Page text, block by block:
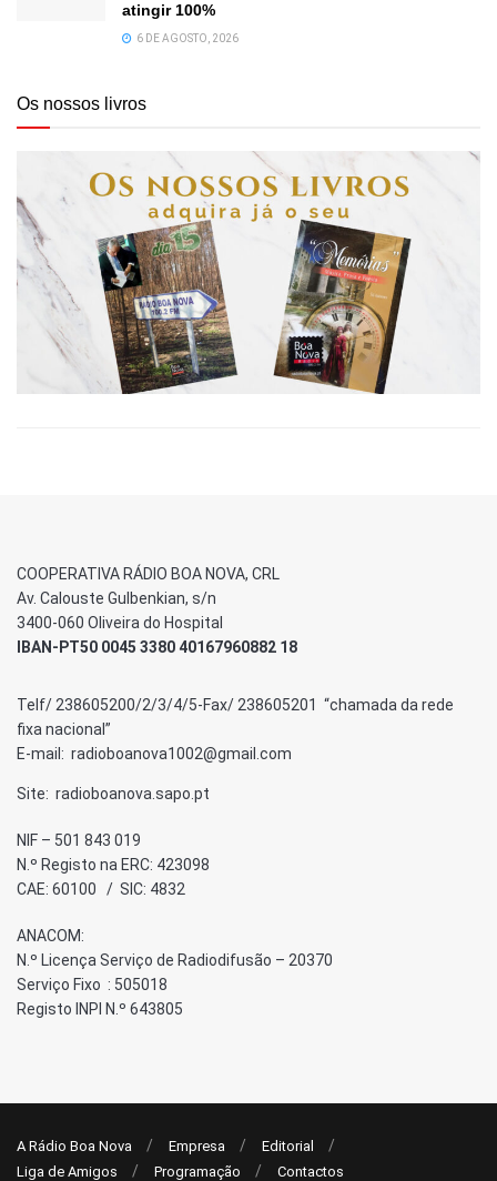
atingir 100%
6 DE AGOSTO, 2026
Os nossos livros
COOPERATIVA RÁDIO BOA NOVA, CRL
Av. Calouste Gulbenkian, s/n
3400-060 Oliveira do Hospital
IBAN-PT50 0045 3380 40167960882 18
Telf/ 238605200/2/3/4/5-Fax/ 238605201 “chamada da rede
fixa nacional”
E-mail: radioboanova1002@gmail.com
Site: radioboanova.sapo.pt
NIF – 501 843 019
N.º Registo na ERC: 423098
CAE: 60100 / SIC: 4832
ANACOM:
N.º Licença Serviço de Radiodifusão – 20370
Serviço Fixo : 505018
Registo INPI N.º 643805
A Rádio Boa Nova Empresa
Editorial
Liga de Amigos
Programação Contactos